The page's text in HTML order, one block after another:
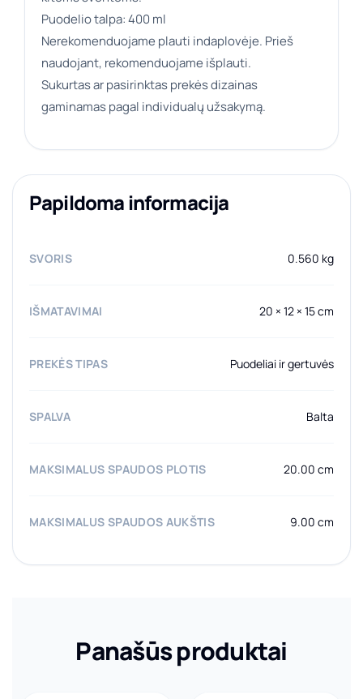
Puodelio talpa: 400 ml
Nerekomenduojame plauti indaplovėje. Prieš
naudojant, rekomenduojame išplauti.
Sukurtas ar pasirinktas prekės dizainas
gaminamas pagal individualų užsakymą.
Papildoma informacija
SVORIS 0.560 kg
IŠMATAVIMAI 20 × 12 × 15 cm
PREKĖS TIPAS Puodeliai ir gertuvės
SPALVA Balta
MAKSIMALUS SPAUDOS PLOTIS 20.00 cm
MAKSIMALUS SPAUDOS AUKŠTIS 9.00 cm
Panašūs produktai